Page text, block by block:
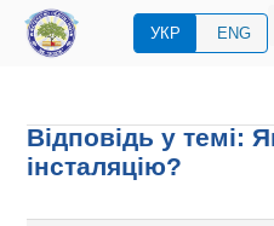
УКР ENG
Відповідь у темі:
інсталяцію?